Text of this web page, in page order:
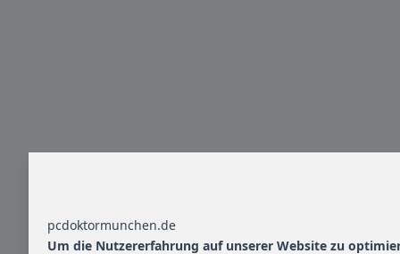
pcdoktormunchen.de
Um die Nutzererfahrung auf unserer Website zu